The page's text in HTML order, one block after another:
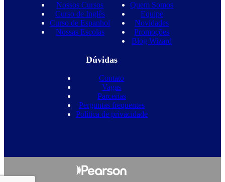
Nossos Cursos
Curso de Inglês
Curso de Espanhol
Nossas Escolas
Quem Somos
Equipe
Novidades
Promoções
Blog Wizard
Dúvidas
Contato
Vagas
Parcerias
Perguntas frequentes
Política de privacidade